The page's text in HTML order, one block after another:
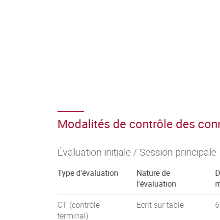
Modalités de contrôle des
Évaluation initiale / Session principale
Type d'évaluation
Nature de
l'évaluation
CT (contrôle
terminal)
Ecrit sur table